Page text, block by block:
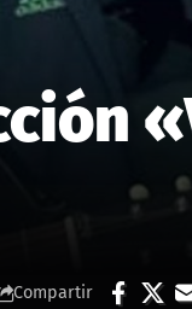
Compartir